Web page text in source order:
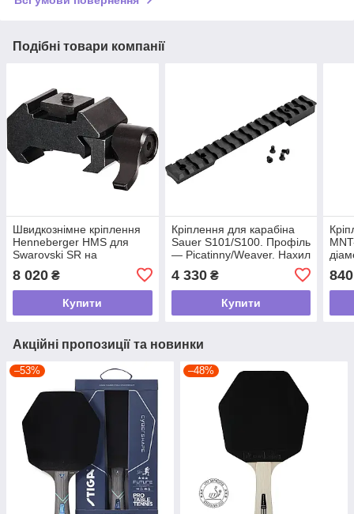
Подібні товари компанії
Швидкознімне кріплення
Henneberger HMS для
Swarovski SR на
Weaver/Picatinny. BH 9 мм
tdi
8 020 ₴
Купити
Кріплення для карабіна
Sauer S101/S100. Профіль
— Picatinny/Weaver. Нахил
— 20 MOA. Матеріал —
сталь tdi
4 330₴
Купити
tdi
840
Акційні пропозиції та новинки
–53% –48%